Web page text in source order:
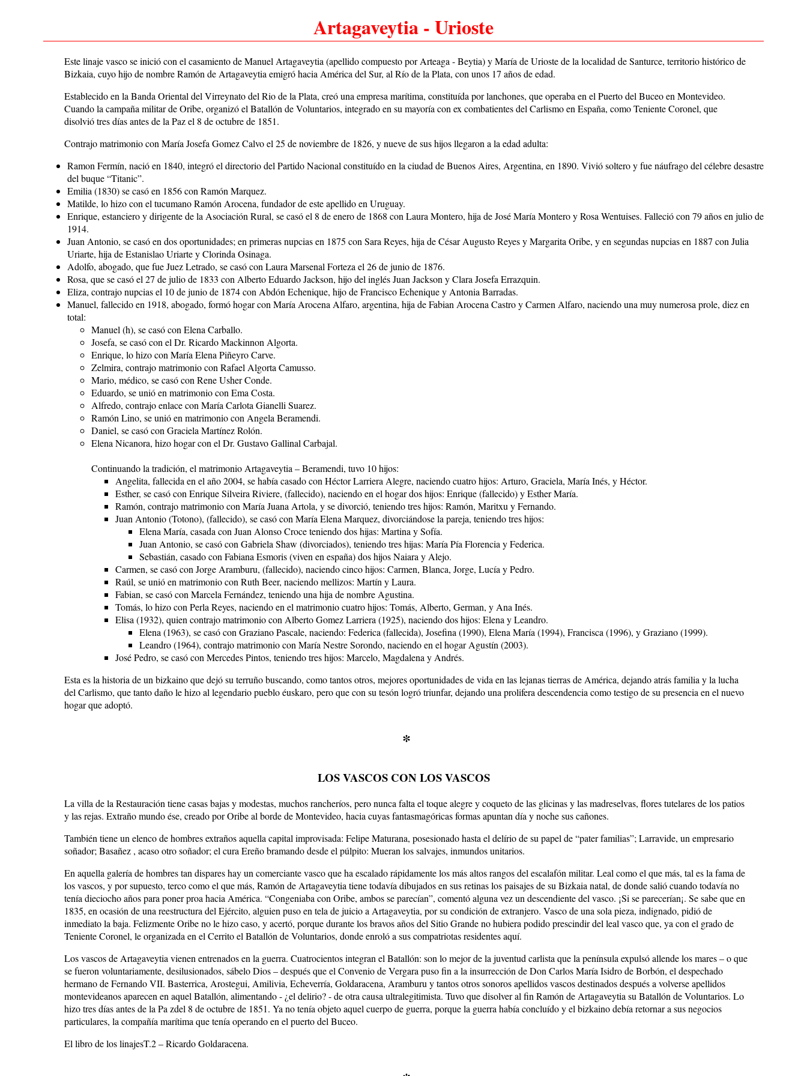
Artagaveytia - Urioste
Este linaje vasco se inició con el casamiento de Manuel Artagaveytia (apellido compuesto por Arteaga - Beytia) y María de Urioste de la localidad de Santurce, territorio histórico de
Bizkaia, cuyo hijo de nombre Ramón de Artagaveytia emigró hacia América del Sur, al Río de la Plata, con unos 17 años de edad.
Establecido en la Banda Oriental del Virreynato del Rio de la Plata, creó una empresa marítima, constituída por lanchones, que operaba en el Puerto del Buceo en Montevideo.
Cuando la campaña militar de Oribe, organizó el Batallón de Voluntarios, integrado en su mayoría con ex combatientes del Carlismo en España, como Teniente Coronel, que
disolvió tres días antes de la Paz el 8 de octubre de 1851.
Contrajo matrimonio con María Josefa Gomez Calvo el 25 de noviembre de 1826, y nueve de sus hijos llegaron a la edad adulta:
Ramon Fermín, nació en 1840, integró el directorio del Partido Nacional constituído en la ciudad de Buenos Aires, Argentina, en 1890. Vivió soltero y fue náufrago del célebre desastre
del buque “Titanic”.
Emilia (1830) se casó en 1856 con Ramón Marquez.
Matilde, lo hizo con el tucumano Ramón Arocena, fundador de este apellido en Uruguay.
Enrique, estanciero y dirigente de la Asociación Rural, se casó el 8 de enero de 1868 con Laura Montero, hija de José María Montero y Rosa Wentuises. Falleció con 79 años en julio de
1914.
Juan Antonio, se casó en dos oportunidades; en primeras nupcias en 1875 con Sara Reyes, hija de César Augusto Reyes y Margarita Oribe, y en segundas nupcias en 1887 con Julia
Uriarte, hija de Estanislao Uriarte y Clorinda Osinaga.
Adolfo, abogado, que fue Juez Letrado, se casó con Laura Marsenal Forteza el 26 de junio de 1876.
Rosa, que se casó el 27 de julio de 1833 con Alberto Eduardo Jackson, hijo del inglés Juan Jackson y Clara Josefa Errazquin.
Eliza, contrajo nupcias el 10 de junio de 1874 con Abdón Echenique, hijo de Francisco Echenique y Antonia Barradas.
Manuel, fallecido en 1918, abogado, formó hogar con María Arocena Alfaro, argentina, hija de Fabian Arocena Castro y Carmen Alfaro, naciendo una muy numerosa prole, diez en
total:
Manuel (h), se casó con Elena Carballo.
Josefa, se casó con el Dr. Ricardo Mackinnon Algorta.
Enrique, lo hizo con María Elena Piñeyro Carve.
Zelmira, contrajo matrimonio con Rafael Algorta Camusso.
Mario, médico, se casó con Rene Usher Conde.
Eduardo, se unió en matrimonio con Ema Costa.
Alfredo, contrajo enlace con María Carlota Gianelli Suarez.
Ramón Lino, se unió en matrimonio con Angela Beramendi.
Daniel, se casó con Graciela Martínez Rolón.
Elena Nicanora, hizo hogar con el Dr. Gustavo Gallinal Carbajal.
Continuando la tradición, el matrimonio Artagaveytia – Beramendi, tuvo 10 hijos:
Angelita, fallecida en el año 2004, se había casado con Héctor Larriera Alegre, naciendo cuatro hijos: Arturo, Graciela, María Inés, y Héctor.
Esther, se casó con Enrique Silveira Riviere, (fallecido), naciendo en el hogar dos hijos: Enrique (fallecido) y Esther María.
Ramón, contrajo matrimonio con María Juana Artola, y se divorció, teniendo tres hijos: Ramón, Maritxu y Fernando.
Juan Antonio (Totono), (fallecido), se casó con María Elena Marquez, divorciándose la pareja, teniendo tres hijos:
Elena María, casada con Juan Alonso Croce teniendo dos hijas: Martina y Sofía.
Juan Antonio, se casó con Gabriela Shaw (divorciados), teniendo tres hijas: María Pía Florencia y Federica.
Sebastián, casado con Fabiana Esmoris (viven en españa) dos hijos Naiara y Alejo.
Carmen, se casó con Jorge Aramburu, (fallecido), naciendo cinco hijos: Carmen, Blanca, Jorge, Lucía y Pedro.
Raúl, se unió en matrimonio con Ruth Beer, naciendo mellizos: Martín y Laura.
Fabian, se casó con Marcela Fernández, teniendo una hija de nombre Agustina.
Tomás, lo hizo con Perla Reyes, naciendo en el matrimonio cuatro hijos: Tomás, Alberto, German, y Ana Inés.
Elisa (1932), quien contrajo matrimonio con Alberto Gomez Larriera (1925), naciendo dos hijos: Elena y Leandro.
Elena (1963), se casó con Graziano Pascale, naciendo: Federica (fallecida), Josefina (1990), Elena María (1994), Francisca (1996), y Graziano (1999).
Leandro (1964), contrajo matrimonio con María Nestre Sorondo, naciendo en el hogar Agustín (2003).
José Pedro, se casó con Mercedes Pintos, teniendo tres hijos: Marcelo, Magdalena y Andrés.
Esta es la historia de un bizkaino que dejó su terruño buscando, como tantos otros, mejores oportunidades de vida en las lejanas tierras de América, dejando atrás familia y la lucha
del Carlismo, que tanto daño le hizo al legendario pueblo éuskaro, pero que con su tesón logró triunfar, dejando una prolifera descendencia como testigo de su presencia en el nuevo
hogar que adoptó.
*
LOS VASCOS CON LOS VASCOS
La villa de la Restauración tiene casas bajas y modestas, muchos rancheríos, pero nunca falta el toque alegre y coqueto de las glicinas y las madreselvas, flores tutelares de los patios
y las rejas. Extraño mundo ése, creado por Oribe al borde de Montevideo, hacia cuyas fantasmagóricas formas apuntan día y noche sus cañones.
También tiene un elenco de hombres extraños aquella capital improvisada: Felipe Maturana, posesionado hasta el delírio de su papel de “pater familias”; Larravide, un empresario
soñador; Basañez , acaso otro soñador; el cura Ereño bramando desde el púlpito: Mueran los salvajes, inmundos unitarios.
En aquella galería de hombres tan dispares hay un comerciante vasco que ha escalado rápidamente los más altos rangos del escalafón militar. Leal como el que más, tal es la fama de
los vascos, y por supuesto, terco como el que más, Ramón de Artagaveytia tiene todavía dibujados en sus retinas los paisajes de su Bizkaia natal, de donde salió cuando todavía no
tenía dieciocho años para poner proa hacia América. “Congeniaba con Oribe, ambos se parecían”, comentó alguna vez un descendiente del vasco. ¡Si se parecerían¡. Se sabe que en
1835, en ocasión de una reestructura del Ejército, alguien puso en tela de juicio a Artagaveytia, por su condición de extranjero. Vasco de una sola pieza, indignado, pidió de
inmediato la baja. Felizmente Oribe no le hizo caso, y acertó, porque durante los bravos años del Sitio Grande no hubiera podido prescindir del leal vasco que, ya con el grado de
Teniente Coronel, le organizada en el Cerrito el Batallón de Voluntarios, donde enroló a sus compatriotas residentes aquí.
Los vascos de Artagaveytia vienen entrenados en la guerra. Cuatrocientos integran el Batallón: son lo mejor de la juventud carlista que la península expulsó allende los mares – o que
se fueron voluntariamente, desilusionados, sábelo Dios – después que el Convenio de Vergara puso fin a la insurrección de Don Carlos María Isidro de Borbón, el despechado
hermano de Fernando VII. Basterrica, Arostegui, Amilivia, Echeverría, Goldaracena, Aramburu y tantos otros sonoros apellidos vascos destinados después a volverse apellidos
montevideanos aparecen en aquel Batallón, alimentando - ¿el delirio? - de otra causa ultralegitimista. Tuvo que disolver al fin Ramón de Artagaveytia su Batallón de Voluntarios. Lo
hizo tres días antes de la Pa zdel 8 de octubre de 1851. Ya no tenía objeto aquel cuerpo de guerra, porque la guerra había concluído y el bizkaino debía retornar a sus negocios
particulares, la compañía marítima que tenía operando en el puerto del Buceo.
El libro de los linajesT.2 – Ricardo Goldaracena.